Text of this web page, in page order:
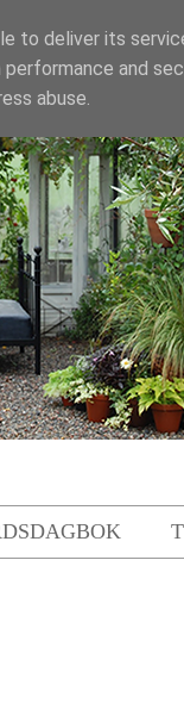
to deliver its
performance and
abuse.